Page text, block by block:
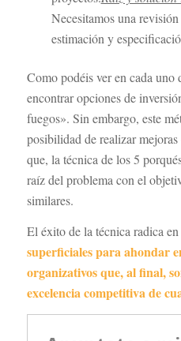
Necesitamos una
estimación y
Como podéis ver en cada uno
encontrar opciones de
fuegos». Sin embargo, este
posibilidad de realizar
que, la técnica de los 5
raíz del problema con el
similares.
El éxito de la técnica radica en
superficiales para ahondar
organizativos que, al final,
excelencia competitiva de